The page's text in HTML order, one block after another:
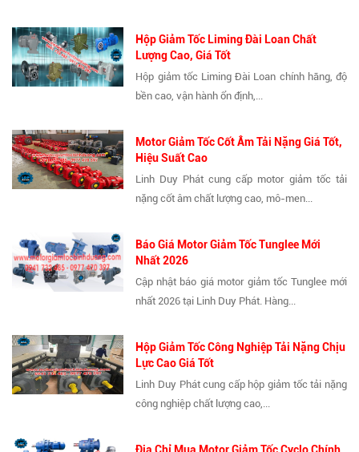
Hộp Giảm Tốc Liming Đài Loan Chất
Lượng Cao, Giá Tốt
Hộp giảm tốc Liming Đài Loan chính hãng, độ
bền cao, vận hành ổn định,...
Motor Giảm Tốc Cốt Âm Tải Nặng Giá Tốt,
Hiệu Suất Cao
Linh Duy Phát cung cấp motor giảm tốc tải
nặng cốt âm chất lượng cao, mô-men...
Báo Giá Motor Giảm Tốc Tunglee Mới
Nhất 2026
Cập nhật báo giá motor giảm tốc Tunglee mới
nhất 2026 tại Linh Duy Phát. Hàng...
Hộp Giảm Tốc Công Nghiệp Tải Nặng Chịu
Lực Cao Giá Tốt
Linh Duy Phát cung cấp hộp giảm tốc tải nặng
công nghiệp chất lượng cao,...